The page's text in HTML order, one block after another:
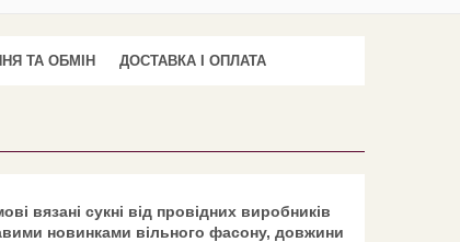
ТА ОБМІН ДОСТАВКА І ОПЛАТА
вязані сукні від провідних виробників
новинками вільного фасону, довжини